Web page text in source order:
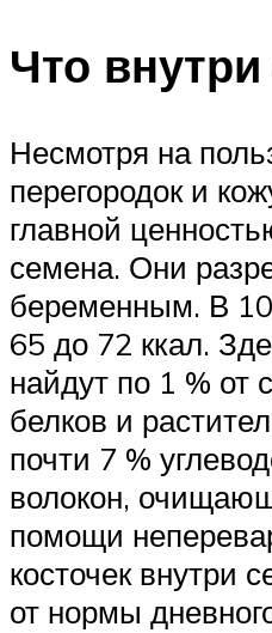
Что
Несмотря на
перегородок и
главной
семена. Они
беременным. В
65 до 72 ккал.
найдут по 1 % от
белков и
почти 7 %
волокон,
помощи
косточек внутри
от нормы